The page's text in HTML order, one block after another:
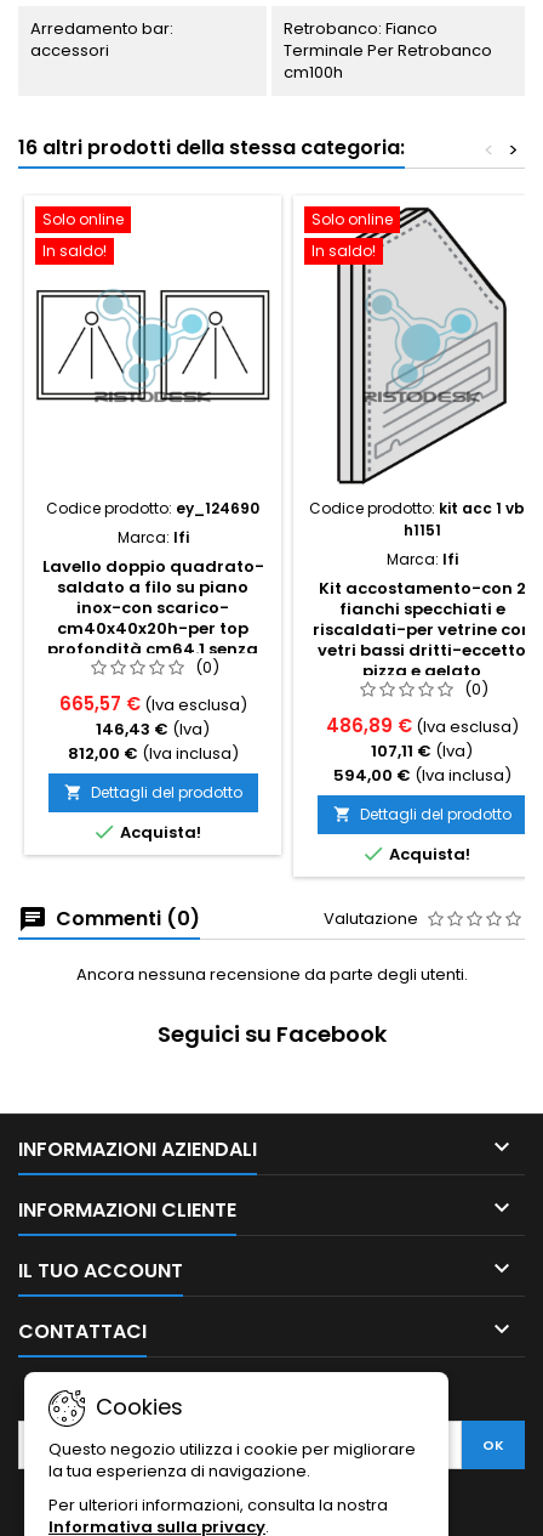
Arredamento bar:
accessori
Retrobanco: Fianco
Terminale Per Retrobanco
cm100h
16 altri prodotti della stessa categoria: >
<
Solo online
In saldo!
Codice prodotto: ey_124690
Marca: Ifi
Lavello doppio quadrato-
saldato a filo su piano
inox-con scarico-
cm40x40x20h-per top
profondità cm64.1 senza
invaso
(0)
665,57 € (Iva esclusa)
146,43 € (Iva)
812,00 € (Iva inclusa)
 Dettagli del prodotto
 Acquista!
Solo online
In saldo!
Codice prodotto: kit acc 1 vbd
h1151
Marca: Ifi
Kit accostamento-con 2
fianchi specchiati e
riscaldati-per vetrine con
vetri bassi dritti-eccetto
pizza e gelato
(0)
486,89 € (Iva esclusa)
107,11 € (Iva)
594,00 € (Iva inclusa)
 Dettagli del prodotto
 Acquista!
Commenti (0) Valutazione
Ancora nessuna recensione da parte degli utenti.
Seguici su Facebook
INFORMAZIONI AZIENDALI 
INFORMAZIONI CLIENTE 
IL TUO ACCOUNT 
CONTATTACI 
Cookies
Questo negozio utilizza i cookie per migliorare
la tua esperienza di navigazione.
Per ulteriori informazioni, consulta la nostra
Informativa sulla privacy.